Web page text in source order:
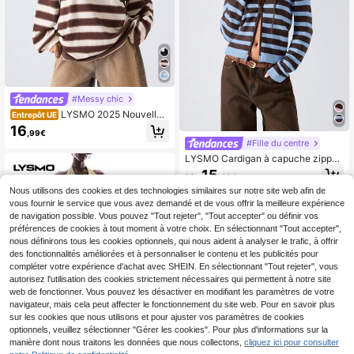
#Messy chic
Entrepôt UE LYSMO 2025 Nouvelle
arrivée Minimalisme Automne Fem
mes Femmes Rayé Épaule Tombant
ntracté Ample T-Shirt Pour Sortir, R
etour à l'école, Remise des diplôme
Style Y2K et Stockholm, Femme Au
dacieuse et Unique Professeur, Aér
oport et Voyage pour Femmes, Haut
s d'Automne
16 ,99€
#Fille du centre
LYSMO Cardigan à capuche zippé
à manches longues avec imprimé ra
mne rayés. Vêtements nautiques po
ur femmes en automne. Vêtements
d'automne et d'hiver confortables p
our femmes
Dès15,49€
Nous utilisons des cookies et des technologies similaires sur notre site web afin de
vous fournir le service que vous avez demandé et de vous offrir la meilleure expérience
de navigation possible. Vous pouvez "Tout rejeter", "Tout accepter" ou définir vos
préférences de cookies à tout moment à votre choix. En sélectionnant "Tout accepter",
nous définirons tous les cookies optionnels, qui nous aident à analyser le trafic, à offrir
des fonctionnalités améliorées et à personnaliser le contenu et les publicités pour
compléter votre expérience d'achat avec SHEIN. En sélectionnant "Tout rejeter", vous
autorisez l'utilisation des cookies strictement nécessaires qui permettent à notre site
web de fonctionner. Vous pouvez les désactiver en modifiant les paramètres de votre
navigateur, mais cela peut affecter le fonctionnement du site web. Pour en savoir plus
sur les cookies que nous utilisons et pour ajuster vos paramètres de cookies
optionnels, veuillez sélectionner "Gérer les cookies". Pour plus d'informations sur la
manière dont nous traitons les données que nous collectons, cliquez ici pour consulter